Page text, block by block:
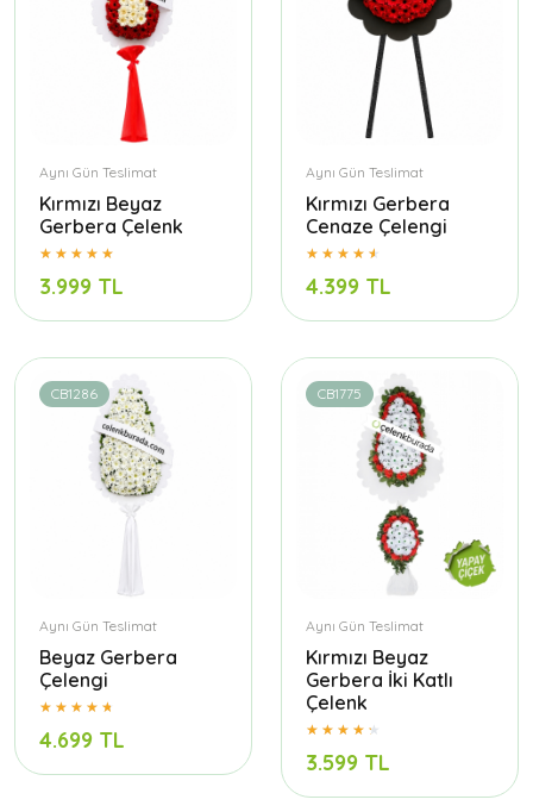
Aynı Gün Teslimat
Kırmızı Beyaz
Gerbera Çelenk
3.999 TL
Aynı Gün Teslimat
Kırmızı Gerbera
Cenaze Çelengi
4.399 TL
CB1286
Aynı Gün Teslimat
Beyaz Gerbera
Çelengi
4.699 TL
CB1775
Aynı Gün Teslimat
Kırmızı Beyaz
Gerbera İki Katlı
Çelenk
3.599 TL